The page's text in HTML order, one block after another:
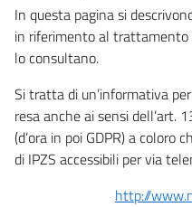
In questa pagina si
in riferimento al
lo consultano.
Si tratta di un’informativa
resa anche ai sensi dell’art.
(d’ora in poi GDPR) a coloro
di IPZS accessibili per via
http://